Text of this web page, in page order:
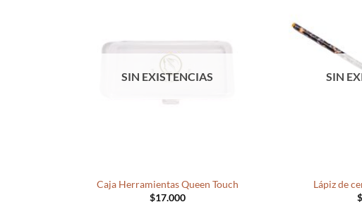
SIN EXISTENCIAS
Caja Herramientas Queen Touch
$17.000
SIN
Lápiz de
$